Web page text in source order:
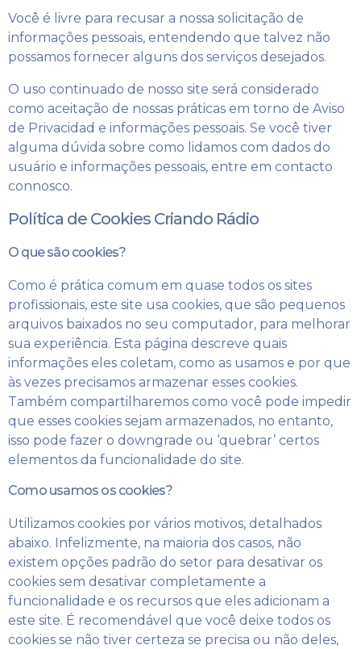
Você é livre para recusar a nossa solicitação de
informações pessoais, entendendo que talvez não
possamos fornecer alguns dos serviços desejados.
O uso continuado de nosso site será considerado
como aceitação de nossas práticas em torno de Aviso
de Privacidad e informações pessoais. Se você tiver
alguma dúvida sobre como lidamos com dados do
usuário e informações pessoais, entre em contacto
connosco.
Política de Cookies Criando Rádio
O que são cookies?
Como é prática comum em quase todos os sites
profissionais, este site usa cookies, que são pequenos
arquivos baixados no seu computador, para melhorar
sua experiência. Esta página descreve quais
informações eles coletam, como as usamos e por que
às vezes precisamos armazenar esses cookies.
Também compartilharemos como você pode impedir
que esses cookies sejam armazenados, no entanto,
isso pode fazer o downgrade ou ‘quebrar’ certos
elementos da funcionalidade do site.
Como usamos os cookies?
Utilizamos cookies por vários motivos, detalhados
abaixo. Infelizmente, na maioria dos casos, não
existem opções padrão do setor para desativar os
cookies sem desativar completamente a
funcionalidade e os recursos que eles adicionam a
este site. É recomendável que você deixe todos os
cookies se não tiver certeza se precisa ou não deles,